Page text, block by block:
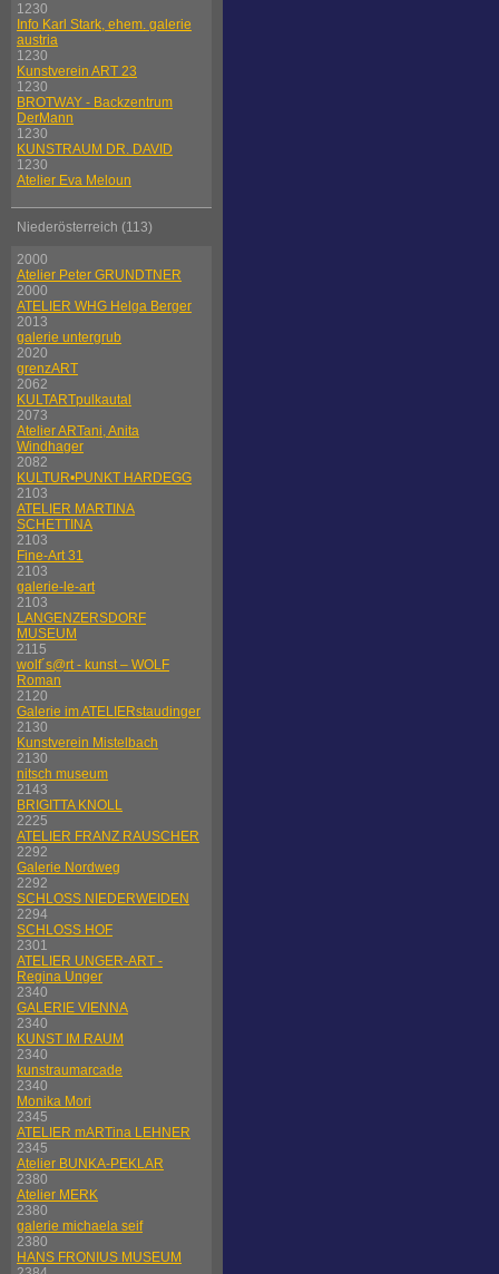
1230
Info Karl Stark, ehem. galerie
austria
1230
Kunstverein ART 23
1230
BROTWAY - Backzentrum
DerMann
1230
KUNSTRAUM DR. DAVID
1230
Atelier Eva Meloun
Niederösterreich (113)
2000
Atelier Peter GRUNDTNER
2000
ATELIER WHG Helga Berger
2013
galerie untergrub
2020
grenzART
2062
KULTARTpulkautal
2073
Atelier ARTani, Anita
Windhager
2082
KULTUR•PUNKT HARDEGG
2103
ATELIER MARTINA
SCHETTINA
2103
Fine-Art 31
2103
galerie-le-art
2103
LANGENZERSDORF
MUSEUM
2115
wolf´s@rt - kunst – WOLF
Roman
2120
Galerie im ATELIERstaudinger
2130
Kunstverein Mistelbach
2130
nitsch museum
2143
BRIGITTA KNOLL
2225
ATELIER FRANZ RAUSCHER
2292
Galerie Nordweg
2292
SCHLOSS NIEDERWEIDEN
2294
SCHLOSS HOF
2301
ATELIER UNGER-ART -
Regina Unger
2340
GALERIE VIENNA
2340
KUNST IM RAUM
2340
kunstraumarcade
2340
Monika Mori
2345
ATELIER mARTina LEHNER
2345
Atelier BUNKA-PEKLAR
2380
Atelier MERK
2380
galerie michaela seif
2380
HANS FRONIUS MUSEUM